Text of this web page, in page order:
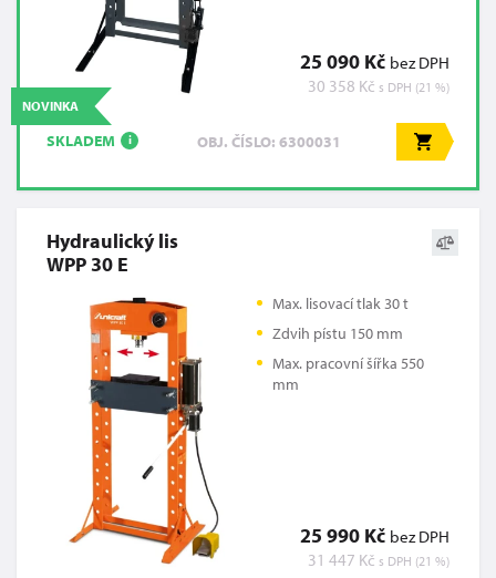
25 090 Kč bez DPH
30 358 Kč s DPH (21 %)
NOVINKA
SKLADEM i OBJ. ČÍSLO: 6300031
Hydraulický lis
WPP 30 E
Max. lisovací tlak 30 t
Zdvih pístu 150 mm
Max. pracovní šířka 550
mm
25 990 Kč bez DPH
31 447 Kč s DPH (21 %)